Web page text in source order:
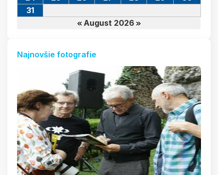
August 2026
31
Najnovšie fotografie